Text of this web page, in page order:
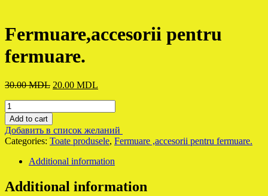
Fermuare,accesorii pentru
fermuare.
30.00MDL Original
30.00 MDL.
20.00 MDL
Fermuare,accesorii
pentru
fermuare.
quantity
Add to cart
Добавить в список желаний
Categories: Toate produsele, Fermuare ,accesorii pentru fermuare.
Additional information
Additional information